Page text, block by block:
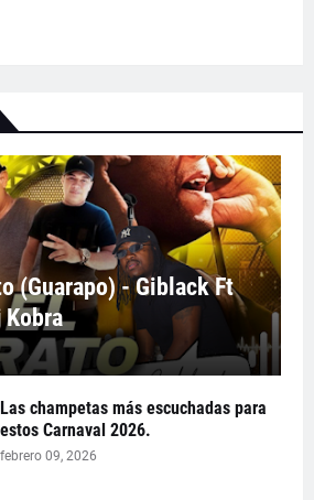
(Guarapo) - Giblack Ft
Las champetas más escuchadas para
estos Carnaval 2026.
febrero 09, 2026